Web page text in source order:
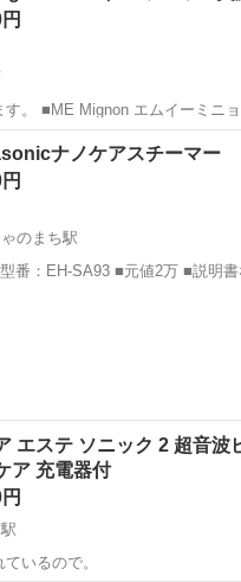
程痛み...
美顔器 ■
ナノケアスチーマー
のまち駅
：EH-SA93 ■元値2万 ■説明書なし
エステ ソニック 2 超音波
ア 充電器付
いるので。